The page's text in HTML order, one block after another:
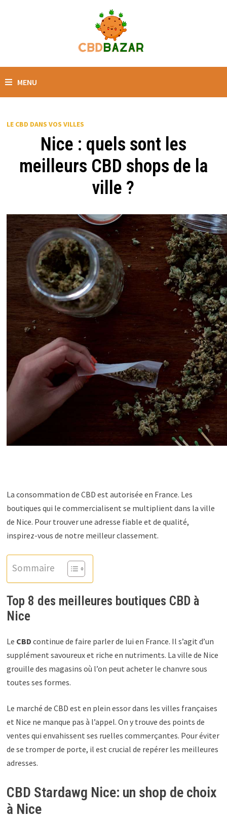
MENU
LE CBD DANS VOS VILLES
Nice : quels sont les
meilleurs CBD shops de la
ville ?
La consommation de CBD est autorisée en France. Les
boutiques qui le commercialisent se multiplient dans la ville
de Nice. Pour trouver une adresse fiable et de qualité,
inspirez-vous de notre meilleur classement.
Sommaire
Top 8 des meilleures boutiques CBD à
Nice
Le CBDcontinue de faire parler de lui en France. Il s’agit d’un
supplément savoureux et riche en nutriments. La ville de Nice
grouille des magasins où l’on peut acheter le chanvre sous
toutes ses formes.
Le marché de CBD est en plein essor dans les villes françaises
et Nice ne manque pas à l’appel. On y trouve des points de
ventes qui envahissent ses ruelles commerçantes. Pour éviter
de se tromper de porte, il est crucial de repérer les meilleures
adresses.
CBD Stardawg Nice: un shop de choix
à Nice